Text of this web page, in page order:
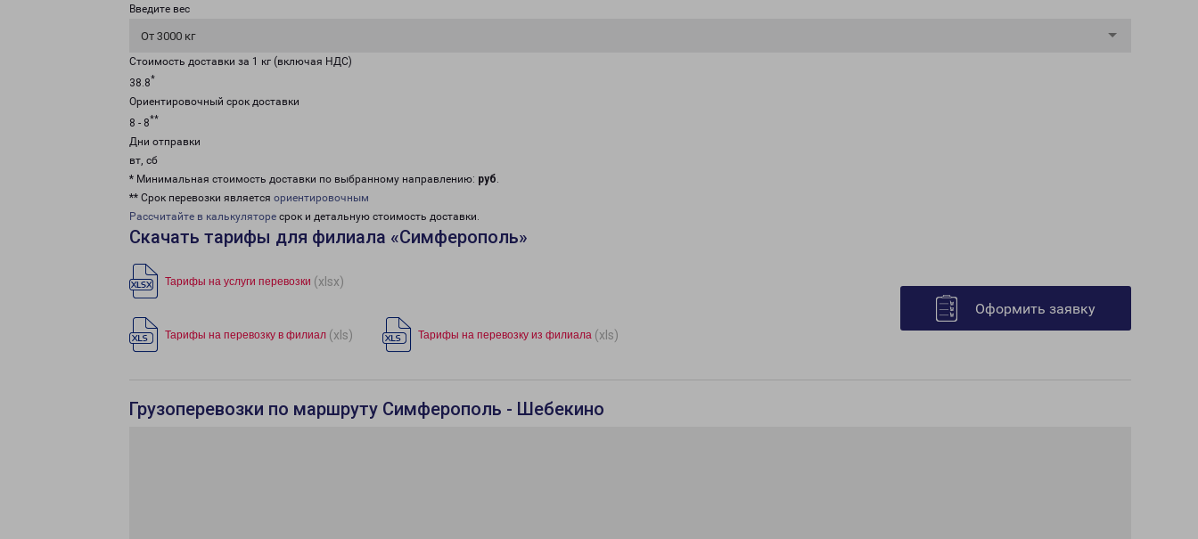
Введите вес
От 3000 кг
Стоимость доставки за 1 кг (включая НДС)
38.8*
Ориентировочный срок доставки
8 - 8**
Дни отправки
вт, сб
* Минимальная стоимость доставки по выбранному направлению: руб.
** Срок перевозки является ориентировочным
Рассчитайте в калькуляторе срок и детальную стоимость доставки.
Скачать тарифы для филиала «Симферополь»
Тарифы на услуги перевозки (xlsx)
Тарифы на перевозку в филиал (xls) Тарифы на перевозку из филиала (xls)
Оформить заявку
Грузоперевозки по маршруту Симферополь - Шебекино